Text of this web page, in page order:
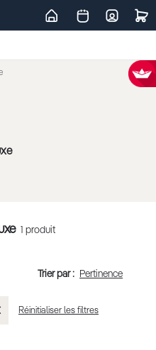
produit
Trier par :
Supprimer
Réinitialiser les filtres